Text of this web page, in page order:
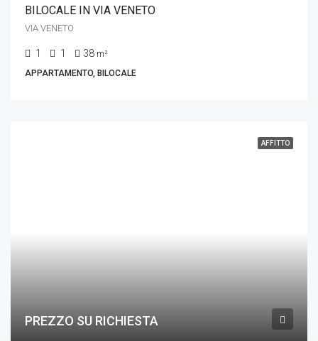
BILOCALE IN VIA VENETO
VIA VENETO
1 1 38 m²
APPARTAMENTO, BILOCALE
AFFITTO
PREZZO SU RICHIESTA